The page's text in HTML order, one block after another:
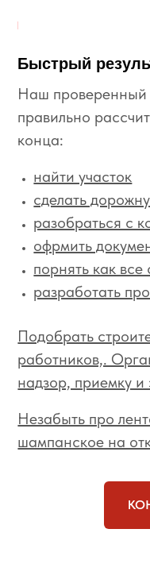
Быстрый
Наш проверенный
правильно
конца:
найти участок
сделать
разобраться с
офрмить
порнять как все
разработать
Подобрать
работников,.
надзор, приемку и
Незабыть про
шампанское на